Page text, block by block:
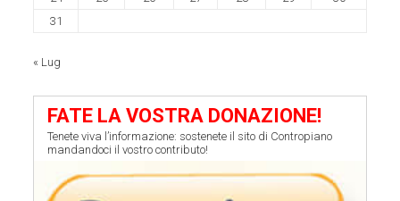
31
« Lug
FATE LA VOSTRA DONAZIONE!
Tenete viva l’informazione: sostenete il sito di Contropiano
mandandoci il vostro contributo!